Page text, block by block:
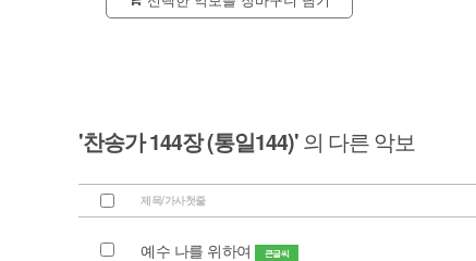
'찬송가 144장 (통일144)'의 다른 악보
제목/가사첫줄
예수 나를 위하여 큰글씨